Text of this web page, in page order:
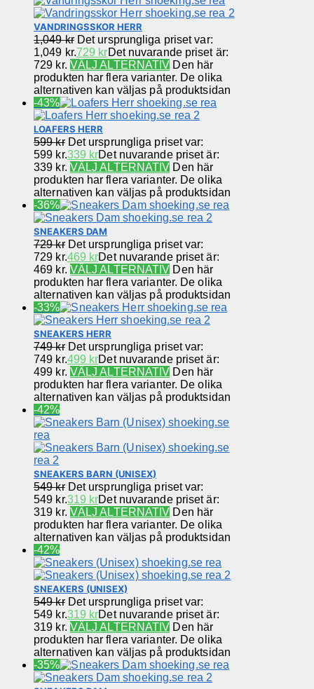
VANDRINGSSKOR HERR
1,049kr Det ursprungliga priset var:
1,049 kr.729 krDet nuvarande priset är:
729 kr. VÄLJ ALTERNATIV Den här
produkten har flera varianter. De olika
alternativen kan väljas på produktsidan
-43%
LOAFERS HERR
599kr Det ursprungliga priset var:
599 kr.339 krDet nuvarande priset är:
339 kr. VÄLJ ALTERNATIV Den här
produkten har flera varianter. De olika
alternativen kan väljas på produktsidan
-36%
SNEAKERS DAM
729kr Det ursprungliga priset var:
729 kr.469 krDet nuvarande priset är:
469 kr. VÄLJ ALTERNATIV Den här
produkten har flera varianter. De olika
alternativen kan väljas på produktsidan
-33%
SNEAKERS HERR
749kr Det ursprungliga priset var:
749 kr.499 krDet nuvarande priset är:
499 kr. VÄLJ ALTERNATIV Den här
produkten har flera varianter. De olika
alternativen kan väljas på produktsidan
-42%
SNEAKERS BARN (UNISEX)
549kr Det ursprungliga priset var:
549 kr.319 krDet nuvarande priset är:
319 kr. VÄLJ ALTERNATIV Den här
produkten har flera varianter. De olika
alternativen kan väljas på produktsidan
-42%
SNEAKERS (UNISEX)
549kr Det ursprungliga priset var:
549 kr.319 krDet nuvarande priset är:
319 kr. VÄLJ ALTERNATIV Den här
produkten har flera varianter. De olika
alternativen kan väljas på produktsidan
-35%